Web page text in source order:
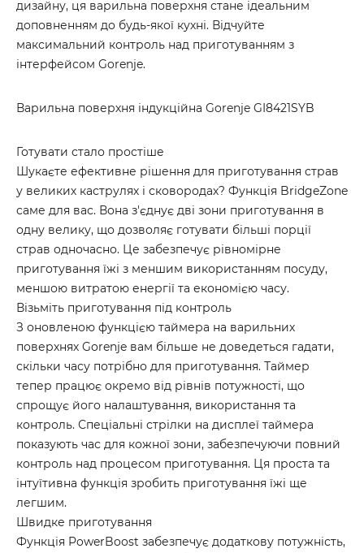
дизайну, ця варильна поверхня стане ідеальним
доповненням до будь-якої кухні. Відчуйте
максимальний контроль над приготуванням з
інтерфейсом Gorenje.
Варильна поверхня індукційна Gorenje GI8421SYB
Готувати стало простіше
Шукаєте ефективне рішення для приготування страв
у великих каструлях і сковородах? Функція BridgeZone
саме для вас. Вона з'єднує дві зони приготування в
одну велику, що дозволяє готувати більші порції
страв одночасно. Це забезпечує рівномірне
приготування їжі з меншим використанням посуду,
меншою витратою енергії та економією часу.
Візьміть приготування під контроль
З оновленою функцією таймера на варильних
поверхнях Gorenje вам більше не доведеться гадати,
скільки часу потрібно для приготування. Таймер
тепер працює окремо від рівнів потужності, що
спрощує його налаштування, використання та
контроль. Спеціальні стрілки на дисплеї таймера
показують час для кожної зони, забезпечуючи повний
контроль над процесом приготування. Ця проста та
інтуїтивна функція зробить приготування їжі ще
легшим.
Швидке приготування
Функція PowerBoost забезпечує додаткову потужність,